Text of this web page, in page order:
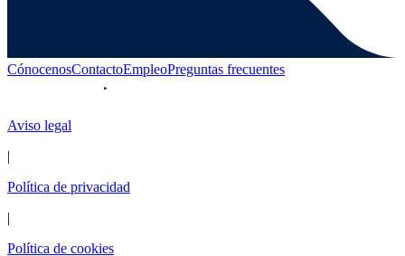
CónocenosContactoEmpleoPreguntas frecuentes
Aviso legal
|
Política de privacidad
|
Política de cookies